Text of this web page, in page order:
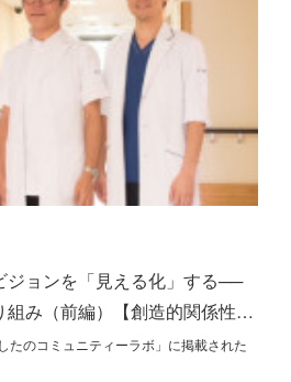
ジョンを「見える化」する──
組み（前編）【創造的関係性…
たのコミュニティーラボ」に掲載された